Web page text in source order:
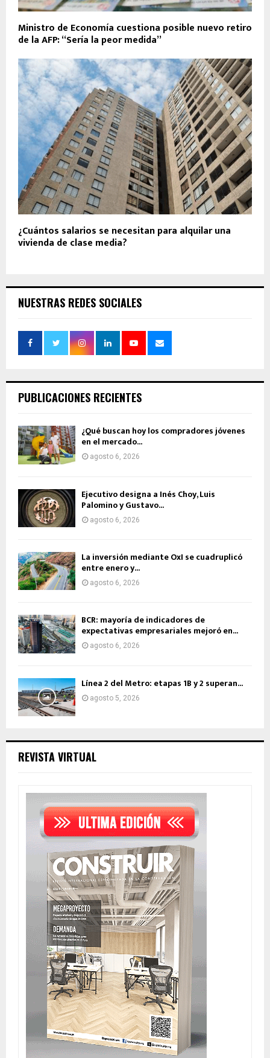
Ministro de Economía cuestiona posible nuevo retiro
de la AFP: “Sería la peor medida”
¿Cuántos salarios se necesitan para alquilar una
vivienda de clase media?
NUESTRAS REDES SOCIALES
PUBLICACIONES RECIENTES
¿Qué buscan hoy los compradores jóvenes
en el mercado...
agosto 6, 2026
Ejecutivo designa a Inés Choy, Luis
Palomino y Gustavo...
agosto 6, 2026
La inversión mediante OxI se cuadruplicó
entre enero y...
agosto 6, 2026
BCR: mayoría de indicadores de
expectativas empresariales mejoró en...
agosto 6, 2026
Línea 2 del Metro: etapas 1B y 2 superan...
agosto 5, 2026
REVISTA VIRTUAL